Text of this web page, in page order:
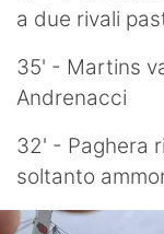
a due rivali
35' - Martins
Andrenacci
32' - Paghera
soltanto